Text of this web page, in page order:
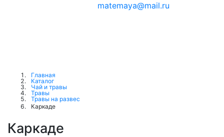
matemaya@mail.ru
Главная
Каталог
Чай и травы
Травы
Травы на развес
Каркаде
Каркаде